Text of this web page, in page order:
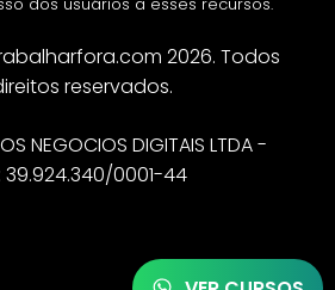
2026. Todos
reservados.
NEGOCIOS DIGITAIS LTDA -
39.924.340/0001-44